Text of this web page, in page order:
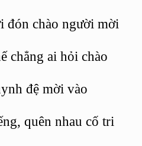
đón chào người mời
ế chẳng ai hỏi chào
đệ mời vào
quên nhau cố tri